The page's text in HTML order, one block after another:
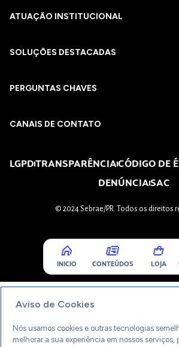
ATUAÇÃO INSTITUCIONAL
SOLUÇÕES DESTACADAS
PERGUNTAS CHAVES​
CANAIS DE CONTATO
LGPDTRANSPARÊNCIACÓDIGO DE
DENÚNCIASAC
© 2024 Sebrae/PR. Todos os direitos
INICIO CONTEÚDOS LOJA
Aviso de Cookies
Nós usamos cookies e outras tecnologias
melhorar a sua experiência em nossos serviços,